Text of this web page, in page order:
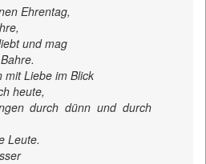
Ehrentag,
und mag
mit Liebe im Blick
heute,
durch dünn und durch
Leute.